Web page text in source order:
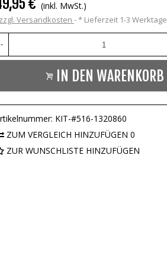
€ (inkl. MwSt.)
Versandkosten * Lieferzeit 1-3 Werktage
-
IN DEN WARENKORB
KIT-#516-1320860
ZUM VERGLEICH HINZUFÜGEN 0
ZUR WUNSCHLISTE HINZUFÜGEN